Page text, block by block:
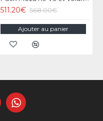
511.20€ 568.00€
Ajouter au panier